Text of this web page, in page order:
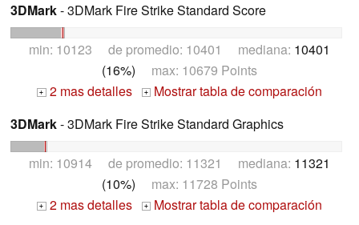
3DMark- 3DMark Fire Strike Standard Score
min: 10123 de promedio: 10401 mediana: 10401
(16%) max: 10679 Points
+ 2 mas detalles +
Mostrar tabla de comparación
3DMark- 3DMark Fire Strike Standard Graphics
min: 10914 de promedio: 11321 mediana: 11321
(10%) max: 11728 Points
+ 2 mas detalles +
Mostrar tabla de comparación